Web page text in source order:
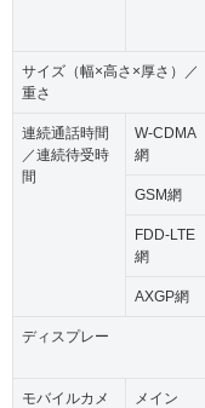
サイズ（幅×高さ×厚さ）／
重さ
連続通話時間
／連続待受時
間
W-CDMA
網
GSM網
FDD-LTE
網
AXGP網
ディスプレー
モバイルカメ
メイン